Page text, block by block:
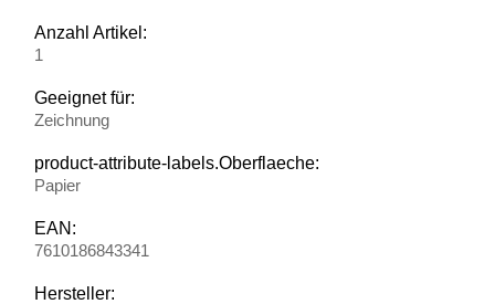
Anzahl Artikel:
1
Geeignet für:
Zeichnung
product-attribute-labels.Oberflaeche:
Papier
EAN:
7610186843341
Hersteller: